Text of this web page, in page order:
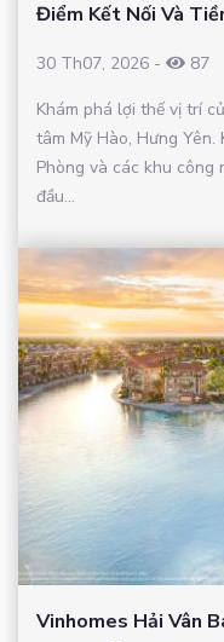
Điểm Kết Nối Và
30 Th07, 2026 -
87
Khám phá lợi thế vị trí
tâm Mỹ Hào, Hưng Yên.
Phòng và các khu công
đầu...
Vinhomes Hải Vân